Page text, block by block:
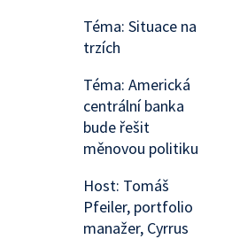
Téma: Situace na
trzích
Téma: Americká
centrální banka
bude řešit
měnovou politiku
Host: Tomáš
Pfeiler, portfolio
manažer, Cyrrus